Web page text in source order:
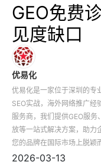
GEO免费
见度缺口
优易化
优易化是一家位于深圳的专
SEO实战，海外网络推广经
服务商，我们提供GEO服务
放等一站式解决方案，助力
您的品牌在国际市场上脱颖
2026-03-13